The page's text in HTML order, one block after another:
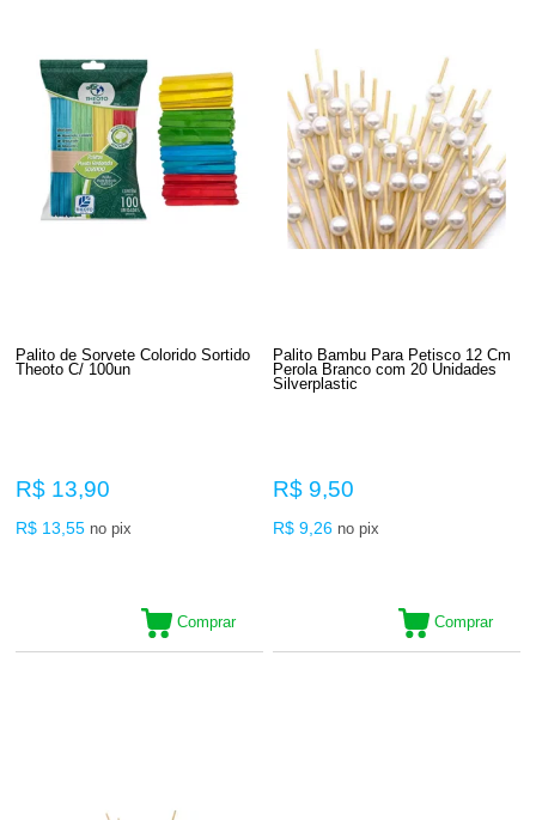
Palito de Sorvete Colorido Sortido
Theoto C/ 100un
R$ 13,90
R$ 13,55 no pix
Comprar
Palito Bambu Para Petisco 12 Cm
Perola Branco com 20 Unidades
Silverplastic
R$ 9,50
R$ 9,26 no pix
Comprar